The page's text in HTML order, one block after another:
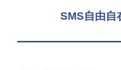
SMS自由自